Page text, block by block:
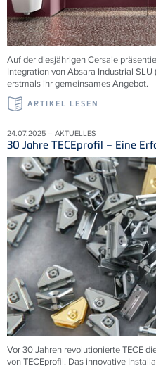
Auf der diesjährigen Cersaie
Integration von Absara Industrial SLU
erstmals ihr gemeinsames Angebot.
ARTIKEL LESEN
24.07.2025 – AKTUELLES
30 Jahre TECEprofil – Eine
Vor 30 Jahren revolutionierte TECE
von TECEprofil. Das innovative